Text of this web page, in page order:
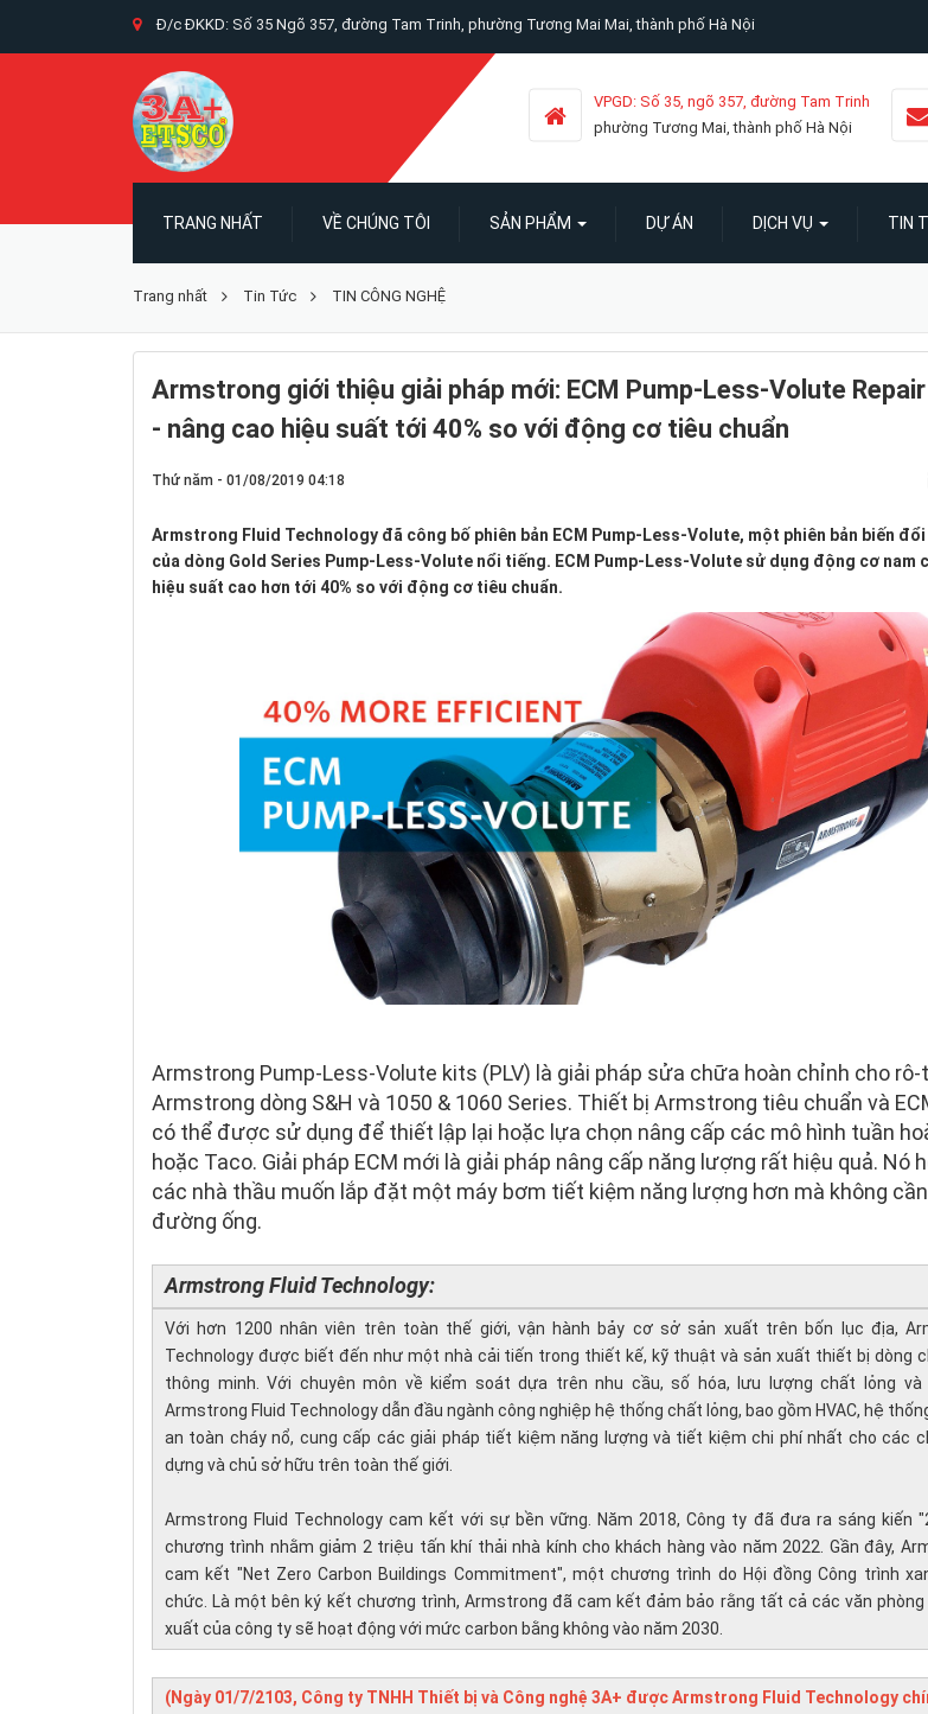
VPGD: Số 35, ngõ 357, đường Tam Trinh
phường Tương Mai, thành phố Hà Nội
TRANG NHẤT VỀ CHÚNG TÔI SẢN PHẨM DỰ ÁN DỊCH VỤ TIN
Đ/c ĐKKD: Số 35 Ngõ 357, đường Tam Trinh, phường Tương Mai Mai, thành phố Hà Nội
Trang nhất Tin Tức TIN CÔNG NGHỆ
Armstrong giới thiệu giải pháp mới: ECM Pump-Less-Volute
- nâng cao hiệu suất tới 40% so với động cơ tiêu chuẩn
Thứ năm - 01/08/2019 04:18
Armstrong Fluid Technology đã công bố phiên bản ECM Pump-Less-Volute, một phiên bản biến
của dòng Gold Series Pump-Less-Volute nổi tiếng. ECM Pump-Less-Volute sử dụng động cơ nam
hiệu suất cao hơn tới 40% so với động cơ tiêu chuẩn.
Armstrong Pump-Less-Volute kits (PLV) là giải pháp sửa chữa hoàn chỉnh cho rô-
Armstrong dòng S&H và 1050 & 1060 Series. Thiết bị Armstrong tiêu chuẩn và
có thể được sử dụng để thiết lập lại hoặc lựa chọn nâng cấp các mô hình tuần
hoặc Taco. Giải pháp ECM mới là giải pháp nâng cấp năng lượng rất hiệu quả. Nó
các nhà thầu muốn lắp đặt một máy bơm tiết kiệm năng lượng hơn mà không
đường ống.
Armstrong Fluid Technology:
Với hơn 1200 nhân viên trên toàn thế giới, vận hành bảy cơ sở sản xuất trên bốn lục địa,
Technology được biết đến như một nhà cải tiến trong thiết kế, kỹ thuật và sản xuất thiết bị dòng
thông minh. Với chuyên môn về kiểm soát dựa trên nhu cầu, số hóa, lưu lượng chất lỏng và
Armstrong Fluid Technology dẫn đầu ngành công nghiệp hệ thống chất lỏng, bao gồm HVAC, hệ
an toàn cháy nổ, cung cấp các giải pháp tiết kiệm năng lượng và tiết kiệm chi phí nhất cho các
dựng và chủ sở hữu trên toàn thế giới.
Armstrong Fluid Technology cam kết với sự bền vững. Năm 2018, Công ty đã đưa ra sáng kiến
chương trình nhằm giảm 2 triệu tấn khí thải nhà kính cho khách hàng vào năm 2022. Gần đây,
cam kết "Net Zero Carbon Buildings Commitment", một chương trình do Hội đồng Công trình
chức. Là một bên ký kết chương trình, Armstrong đã cam kết đảm bảo rằng tất cả các văn
xuất của công ty sẽ hoạt động với mức carbon bằng không vào năm 2030.
(Ngày 01/7/2103, Công ty TNHH Thiết bị và Công nghệ 3A+ được Armstrong Fluid Technology